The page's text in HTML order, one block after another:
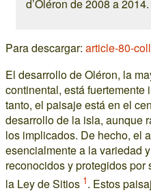
d’Oléron de 2008 a 2014.
Para descargar: article-80-
El desarrollo de Oléron, la
continental, está
tanto, el paisaje está en el
desarrollo de la isla, aunque
los implicados. De hecho, el
esencialmente a la variedad
reconocidos y protegidos
la Ley de Sitios 1. Estos